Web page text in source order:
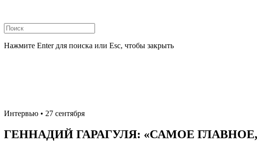
Нажмите Enter для поиска или Esc, чтобы закрыть
Интервью • 27 сентября
ГЕННАДИЙ ГАРАГУЛЯ: «САМОЕ